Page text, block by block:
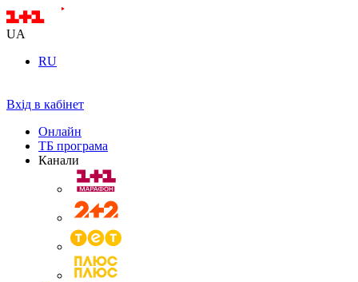
UA
RU
Вхід в кабінет
Онлайн
ТБ програма
Канали